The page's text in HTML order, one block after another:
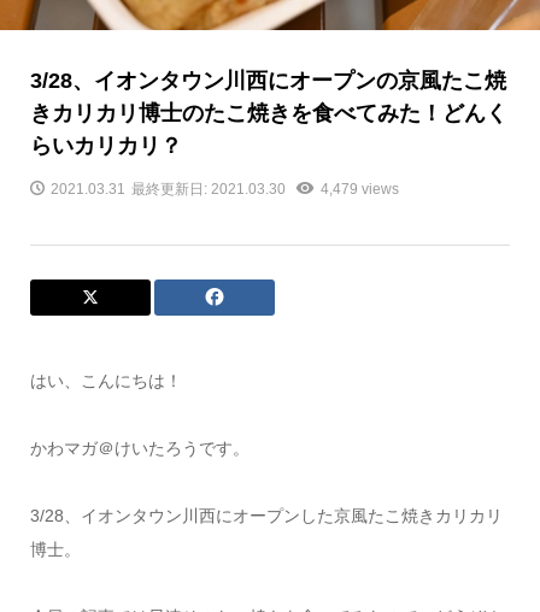
3/28、イオンタウン川西にオープンの京風たこ焼
きカリカリ博士のたこ焼きを食べてみた！どんく
らいカリカリ？
2021.03.31 最終更新日: 2021.03.30 4,479 views
はい、こんにちは！
かわマガ＠けいたろうです。
3/28、イオンタウン川西にオープンした京風たこ焼きカリカリ
博士。